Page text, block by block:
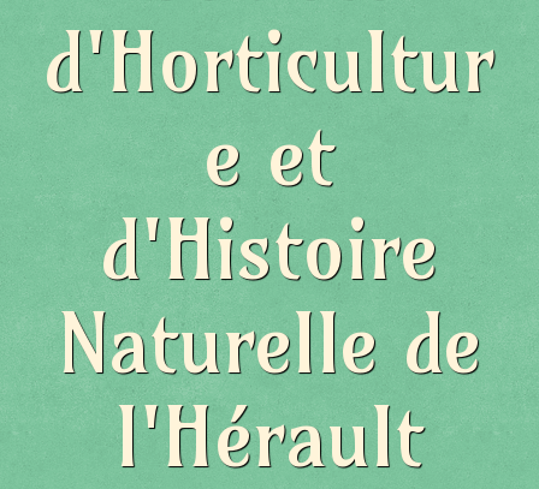
d'Horticultur
e et
d'Histoire
Naturelle de
l'Hérault